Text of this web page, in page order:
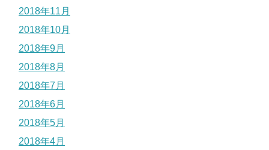
2018年11月
2018年10月
2018年9月
2018年8月
2018年7月
2018年6月
2018年5月
2018年4月